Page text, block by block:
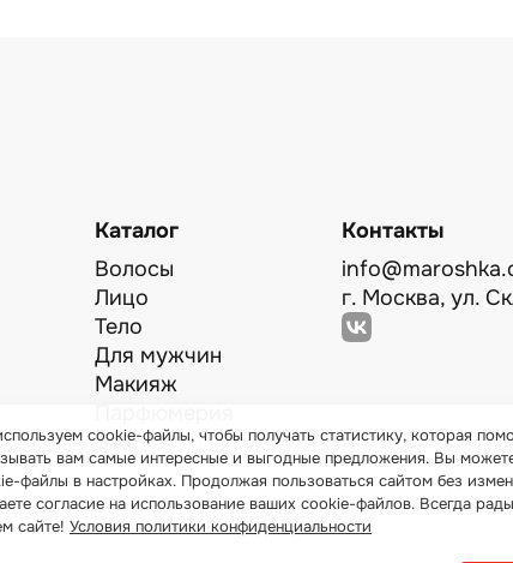
Каталог
Волосы
Лицо
Тело
Для мужчин
Макияж
Sale
Контакты
г. Москва, ул.
cookie-файлы, чтобы получать статистику, которая
вам самые интересные и выгодные предложения. Вы
файлы в настройках. Продолжая пользоваться сайтом без
согласие на использование ваших cookie-файлов. Всегда
сайте! Условия политики конфиденциальности